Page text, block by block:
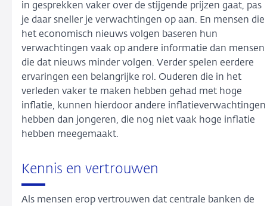
in gesprekken vaker over de stijgende prijzen gaat, pas
je daar sneller je verwachtingen op aan. En mensen die
het economisch nieuws volgen baseren hun
verwachtingen vaak op andere informatie dan mensen
die dat nieuws minder volgen. Verder spelen eerdere
ervaringen een belangrijke rol. Ouderen die in het
verleden vaker te maken hebben gehad met hoge
inflatie, kunnen hierdoor andere inflatieverwachtingen
hebben dan jongeren, die nog niet vaak hoge inflatie
hebben meegemaakt.
Kennis en vertrouwen
Als mensen erop vertrouwen dat centrale banken de